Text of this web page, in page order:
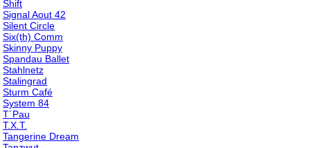
Shift
Signal Aout 42
Silent Circle
Six(th) Comm
Skinny Puppy
Spandau Ballet
Stahlnetz
Stalingrad
Sturm Café
System 84
T´Pau
T.X.T.
Tangerine Dream